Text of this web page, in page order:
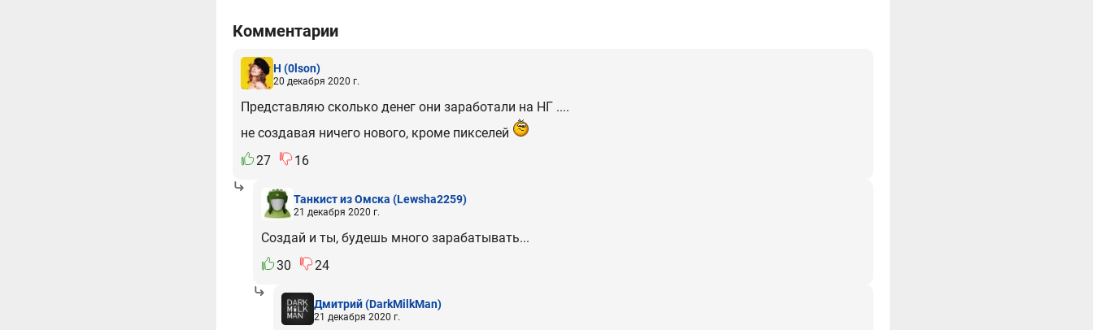
Комментарии
H (0lson)
20 декабря 2020 г.
Представляю сколько денег они заработали на НГ ....
не создавая ничего нового, кроме пикселей
27
16
Танкист из Омска (Lewsha2259)
21 декабря 2020 г.
Создай и ты, будешь много зарабатывать...
30
24
Дмитрий(DarkMilkMan)
21 декабря 2020 г.